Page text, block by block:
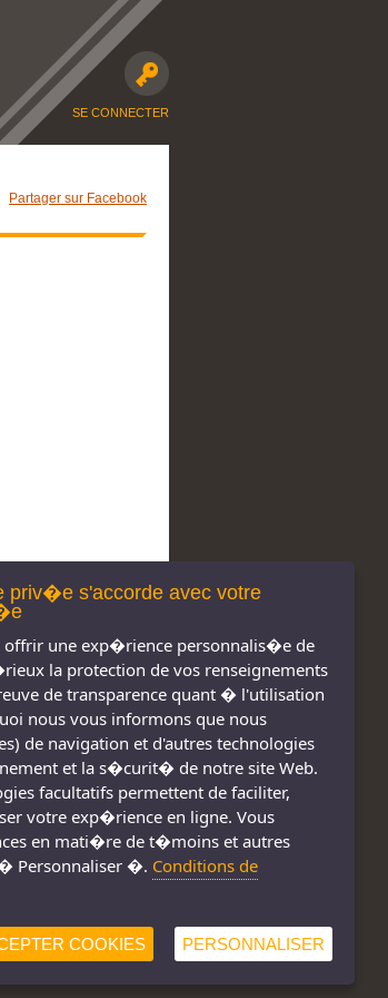
SE CONNECTER
Partager sur Facebook
Nous joindre
Conditions d'utilisation
Consignes de sécurité
priv�e s'accorde avec votre
offrir une exp�rience personnalis�e de
la protection de vos renseignements
de transparence quant � l'utilisation
nous vous informons que nous
de navigation et d'autres technologies
et la s�curit� de notre site Web.
facultatifs permettent de faciliter,
votre exp�rience en ligne. Vous
en mati�re de t�moins et autres
Personnaliser �. Conditions de
COOKIES PERSONNALISER